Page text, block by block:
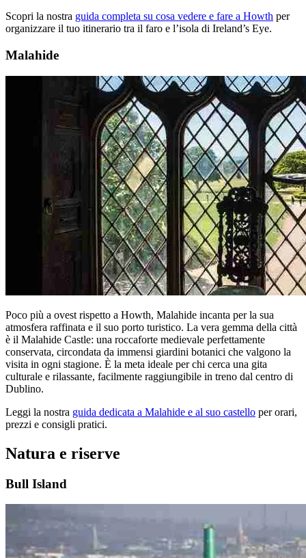
Scopri la nostra guida completa su cosa vedere e fare a Howth per
organizzare il tuo itinerario tra il faro e l’isola di Ireland’s Eye.
Malahide
Poco più a ovest rispetto a Howth, Malahide incanta per la sua
atmosfera raffinata e il suo porto turistico. La vera gemma della città
è il Malahide Castle: una roccaforte medievale perfettamente
conservata, circondata da immensi giardini botanici che valgono la
visita in ogni stagione. È la meta ideale per chi cerca una gita
culturale e rilassante, facilmente raggiungibile in treno dal centro di
Dublino.
Leggi la nostra guida dedicata a Malahide e al suo castello per orari,
prezzi e consigli pratici.
Natura e riserve
Bull Island